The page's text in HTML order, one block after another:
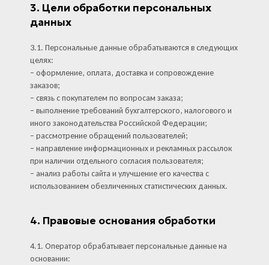
3. Цели обработки персональных
данных
3.1. Персональные данные обрабатываются в следующих
целях:
– оформление, оплата, доставка и сопровождение
заказов;
– связь с покупателем по вопросам заказа;
– выполнение требований бухгалтерского, налогового и
иного законодательства Российской Федерации;
– рассмотрение обращений пользователей;
– направление информационных и рекламных рассылок
при наличии отдельного согласия пользователя;
– анализ работы сайта и улучшение его качества с
использованием обезличенных статистических данных.
4. Правовые основания обработки
4.1. Оператор обрабатывает персональные данные на
основании: